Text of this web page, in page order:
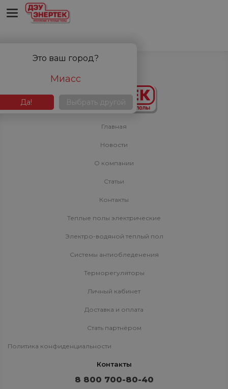
'bitrix:sale.basket.basket' is not a component
Главная
Новости
О компании
Статьи
Контакты
Теплые полы электрические
Электро-водяной теплый пол
Системы антиобледенения
Терморегуляторы
Личный кабинет
Доставка и оплата
Стать партнёром
Политика конфиденциальности
Контакты
8 800 700-80-40
Это ваш город?
Миасс
Да! Выбрать другой